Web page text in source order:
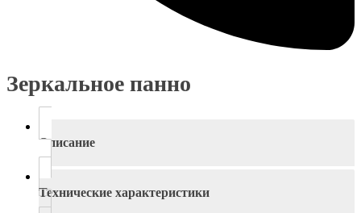
Зеркальное панно
Описание
Технические характеристики